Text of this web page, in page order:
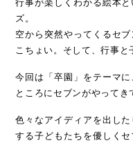
行事が楽しくわかる絵本
ズ。
空から突然やってくるセ
こちょい。そして、行事と
今回は「卒園」をテーマ
ところにセブンがやってき
色々なアイディアを出し
する子どもたちを優しく